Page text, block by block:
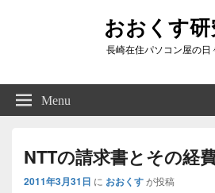
おおくす
長崎在住パソコン屋の日
Right
Sidebar
Widget
Menu
NTTの請求書とその経
2011年3月31日 に おおくすが投稿